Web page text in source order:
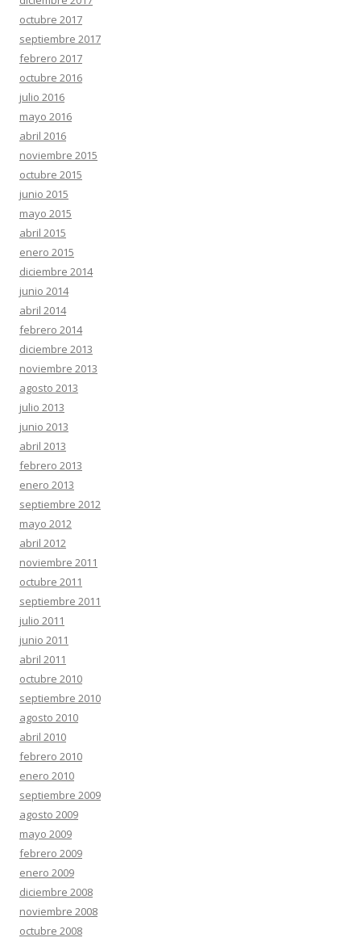
octubre 2017
septiembre 2017
febrero 2017
octubre 2016
julio 2016
mayo 2016
abril 2016
noviembre 2015
octubre 2015
junio 2015
mayo 2015
abril 2015
enero 2015
diciembre 2014
junio 2014
abril 2014
febrero 2014
diciembre 2013
noviembre 2013
agosto 2013
julio 2013
junio 2013
abril 2013
febrero 2013
enero 2013
septiembre 2012
mayo 2012
abril 2012
noviembre 2011
octubre 2011
septiembre 2011
julio 2011
junio 2011
abril 2011
octubre 2010
septiembre 2010
agosto 2010
abril 2010
febrero 2010
enero 2010
septiembre 2009
agosto 2009
mayo 2009
febrero 2009
enero 2009
diciembre 2008
noviembre 2008
octubre 2008